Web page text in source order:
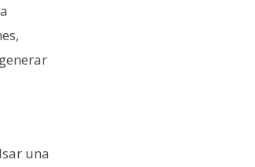
una